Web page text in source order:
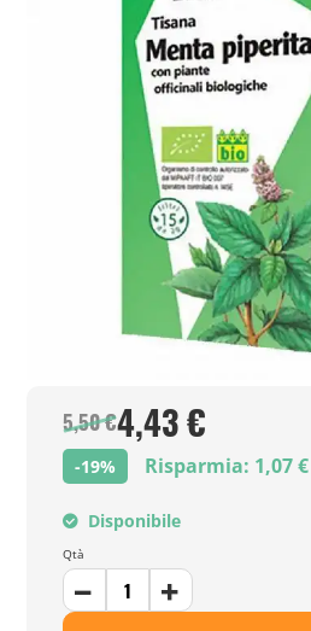
5,50 €4,43 €
-19% Risparmia: 1,07 €
Disponibile
Qtà